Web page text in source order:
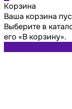
Корзина
Ваша корзина
Выберите в
его «В корзину».